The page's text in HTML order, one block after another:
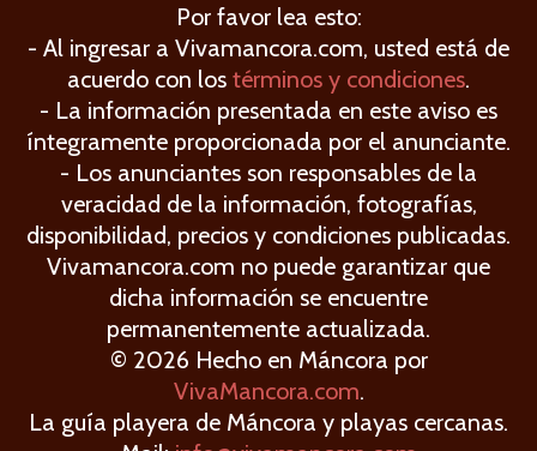
Por favor lea esto:
- Al ingresar a Vivamancora.com, usted está de
acuerdo con los términos y condiciones.
- La información presentada en este aviso es
íntegramente proporcionada por el anunciante.
- Los anunciantes son responsables de la
veracidad de la información, fotografías,
disponibilidad, precios y condiciones publicadas.
Vivamancora.com no puede garantizar que
dicha información se encuentre
permanentemente actualizada.
© 2026 Hecho en Máncora por
VivaMancora.com.
La guía playera de Máncora y playas cercanas.